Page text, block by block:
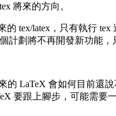
將來的方向。
的 tex/latex，只有執行
計劃將不再開發新功能，
LaTeX 會如何目前還說
要跟上腳步，可能需要一